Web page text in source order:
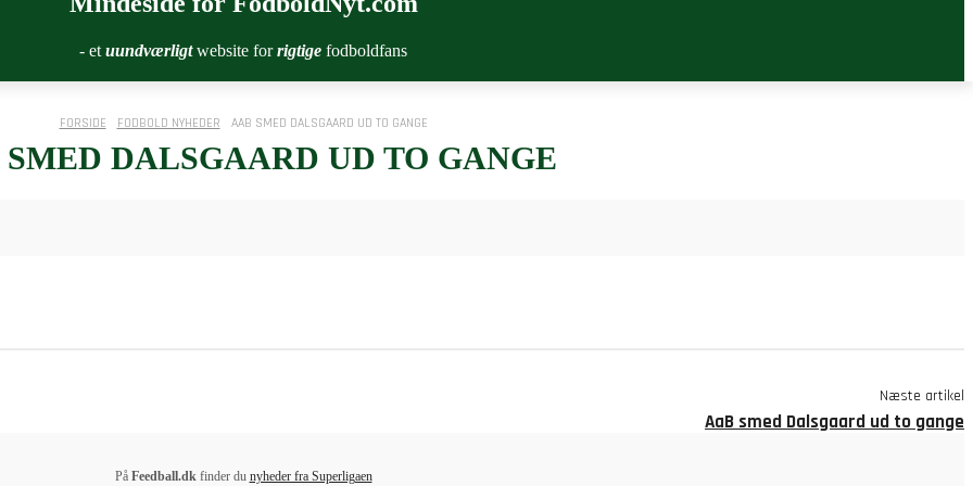
- et uundværligtwebsite forrigtige fodboldfans
FORSIDE FODBOLD NYHEDER AAB SMED DALSGAARD UD TO GANGE
DALSGAARD UD TO GANGE
Næste artikel
AaB smed Dalsgaard ud to gange
På Feedball.dkfinder du nyheder fra Superligaen